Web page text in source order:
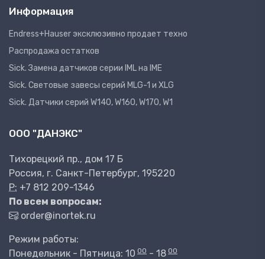
Информация
Endress+Hauser эксклюзивно продает техно
Распродажа остатков
Sick. Замена датчиков серии IML на IME
Sick. Световые завесы серий MLG-1 и XLG
Sick. Датчики серий W140, W160, W170, W1
ООО "ДАНЭКС"
Тихорецкий пр., дом 17 Б
Россия, г. Санкт-Петербург, 195220
P: +7 812 209-1346
По всем вопросам:
order@inortek.ru
Режим работы:
Понедельник - Пятница: 10 00 - 18 00